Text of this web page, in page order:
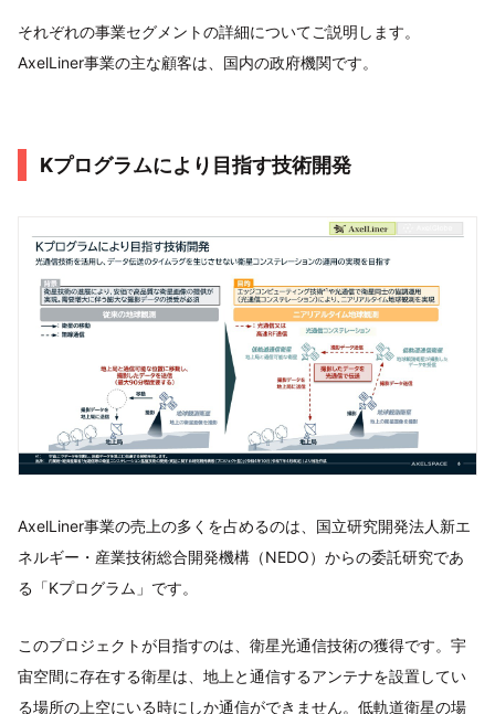
それぞれの事業セグメントの詳細についてご説明します。
AxelLiner事業の主な顧客は、国内の政府機関です。
Kプログラムにより目指す技術開発
AxelLiner事業の売上の多くを占めるのは、国立研究開発法人新エ
ネルギー・産業技術総合開発機構（NEDO）からの委託研究であ
る「Kプログラム」です。
このプロジェクトが目指すのは、衛星光通信技術の獲得です。宇
宙空間に存在する衛星は、地上と通信するアンテナを設置してい
る場所の上空にいる時にしか通信ができません。低軌道衛星の場